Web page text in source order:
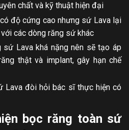
chất và kỹ thuật hiện đại
độ cứng cao nhưng sứ Lava lại
các dòng răng sứ khác
sứ Lava khá nặng nên sẽ tạo áp
thật và implant, gây hạn chế
Lava đòi hỏi bác sĩ thực hiện có
bọc răng toàn sứ